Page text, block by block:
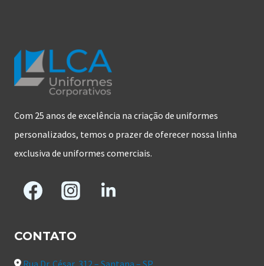
Com 25 anos de excelência na criação de uniformes
personalizados, temos o prazer de oferecer nossa linha
exclusiva de uniformes comerciais.
CONTATO